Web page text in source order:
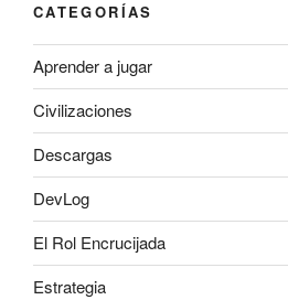
CATEGORÍAS
Aprender a jugar
Civilizaciones
Descargas
DevLog
El Rol Encrucijada
Estrategia